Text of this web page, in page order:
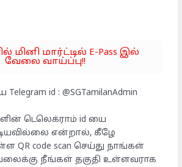
மினி மார்ட்டில் E-Pass இல்
வேலை வாய்ப்பு!!
id : @SGTamilanAdmin
டெலெக்ராம் id யை
என்றால், கீழே
QR code scan செய்து நாங்கள்
நீங்கள் தகுதி உள்ளவராக